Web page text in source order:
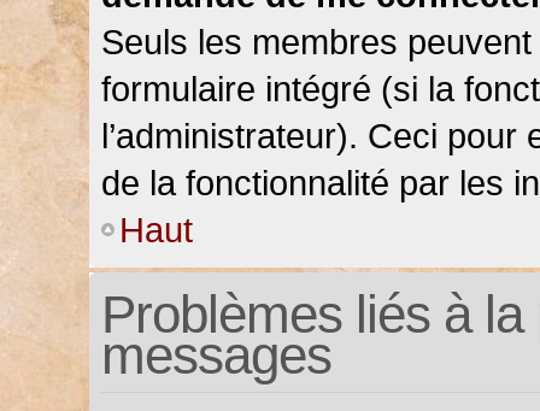
Seuls les membres
formulaire intégré (si la
l’administrateur). Ceci pour
de la fonctionnalité par les
Haut
Problèmes liés à
messages